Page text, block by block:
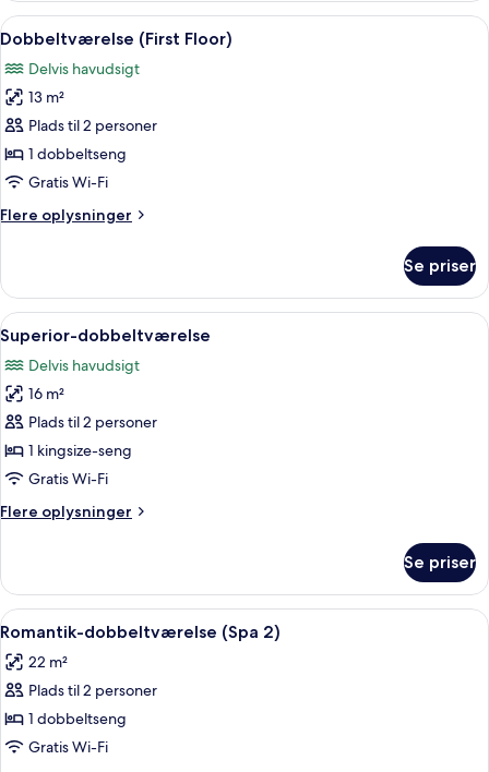
(Spa
1)
Indlæs
alle
billeder
af
Dobbeltværelse
(First
Floor)
Et hotelværelse med seng,
7
Dobbeltværelse (First Floor)
Delvis havudsigt
13 m²
Plads til 2 personer
1 dobbeltseng
Gratis Wi-Fi
Flere oplysninger
Flere
(First
Floor)
Se priser
Indlæs
alle
billeder
af
Superior-
dobbeltværelse
En pænt redt seng med et
8
Superior-dobbeltværelse
Delvis havudsigt
16 m²
Plads til 2 personer
1 kingsize-seng
Gratis Wi-Fi
Flere oplysninger
Flere
dobbeltværelse
Se priser
Indlæs
alle
billeder
af
Romantik-
dobbeltværelse
Et moderne badeværelse med et
17
Romantik-dobbeltværelse (Spa 2)
22 m²
Plads til 2 personer
1 dobbeltseng
Gratis Wi-Fi